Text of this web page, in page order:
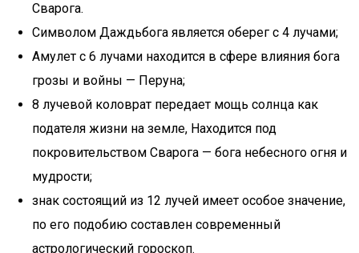
Сварога.
Символом Даждьбога является оберег с 4 лучами;
Амулет с 6 лучами находится в сфере влияния бога
грозы и войны — Перуна;
8 лучевой коловрат передает мощь солнца как
подателя жизни на земле, Находится под
покровительством Сварога — бога небесного огня и
мудрости;
знак состоящий из 12 лучей имеет особое значение,
по его подобию составлен современный
астрологический гороскоп.